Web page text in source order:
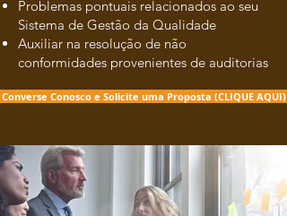
Problemas pontuais relacionados ao seu
Sistema de Gestão da Qualidade
Auxiliar na resolução de não
conformidades provenientes de auditorias
Converse Conosco e Solicite uma Proposta (CLIQUE AQUI)